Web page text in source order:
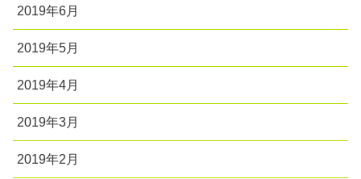
2019年6月
2019年5月
2019年4月
2019年3月
2019年2月